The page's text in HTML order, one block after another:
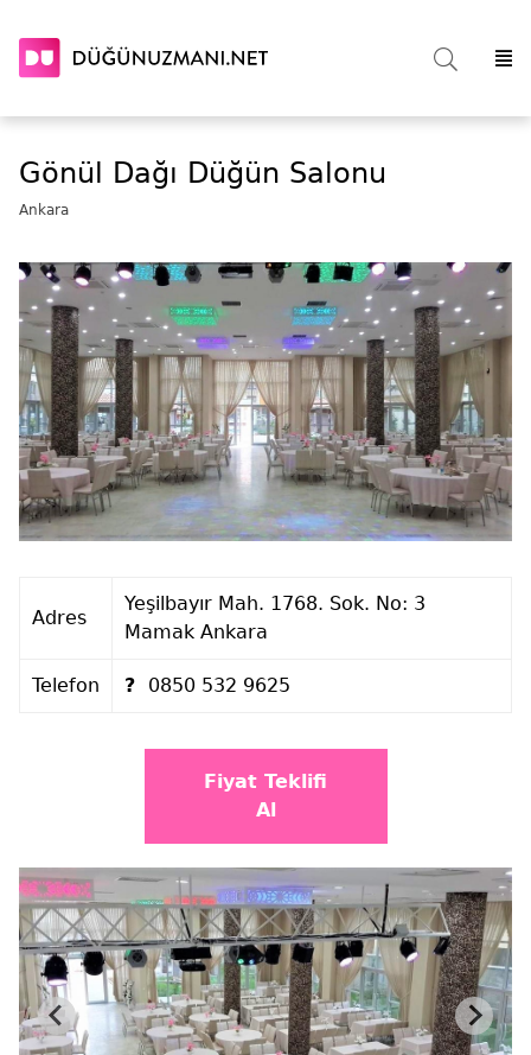
Gönül Dağı Düğün Salonu
Ankara
Adres
Yeşilbayır Mah. 1768. Sok. No: 3
Mamak Ankara
Telefon ? 0850 532 9625
Fiyat Teklifi
Al